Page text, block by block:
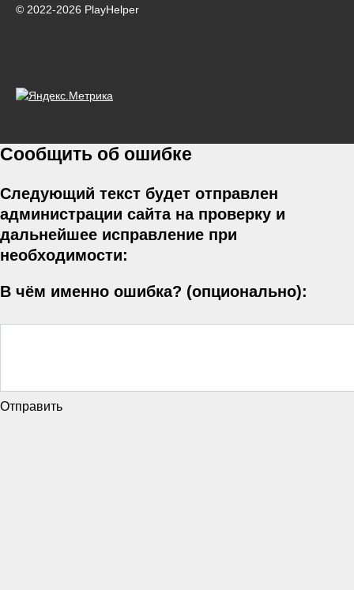
© 2022-2026 PlayHelper
Сообщить об ошибке
Следующий текст будет отправлен
администрации сайта на проверку и
дальнейшее исправление при
необходимости:
В чём именно ошибка? (опционально):
Отправить